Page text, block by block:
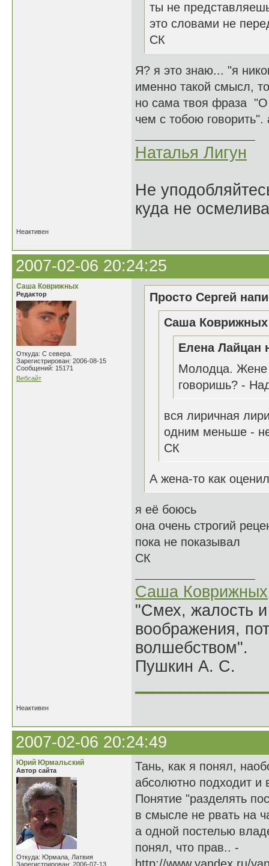
ты не
это словами не
СК
Я? я это знаю... "я
именно такой смысл,
но сама твоя фраза
чем с тобою
Наталья Лигун
Не
куда не
Неактивен
2007-02-06 20:24:25
Саша Коврижных
Редактор
Откуда: С севера.
Зарегистрирован: 2006-08-15
Сообщений: 15171
Вебсайт
Просто Сергей
Саша Коврижных
Елена Лайцан
Молодца. Жене
говоришь? -
вся лиричная
одним меньше -
СК
А жена-то как
я её боюсь
она очень строгий
пока не показывал
СК
Саша Коврижных
"Смех, жалость
воображения,
волшебством".
Пушкин А. С.
Неактивен
2007-02-06 20:24:49
Юрий Юрмальский
Автор сайта
Откуда: Юрмала, Латвия
Зарегистрирован: 2006-07-13
Тань, как я понял,
абсолютно подходит
Понятие "разделять
в смысле не рвать на
а одной постелью
понял, что прав.. -